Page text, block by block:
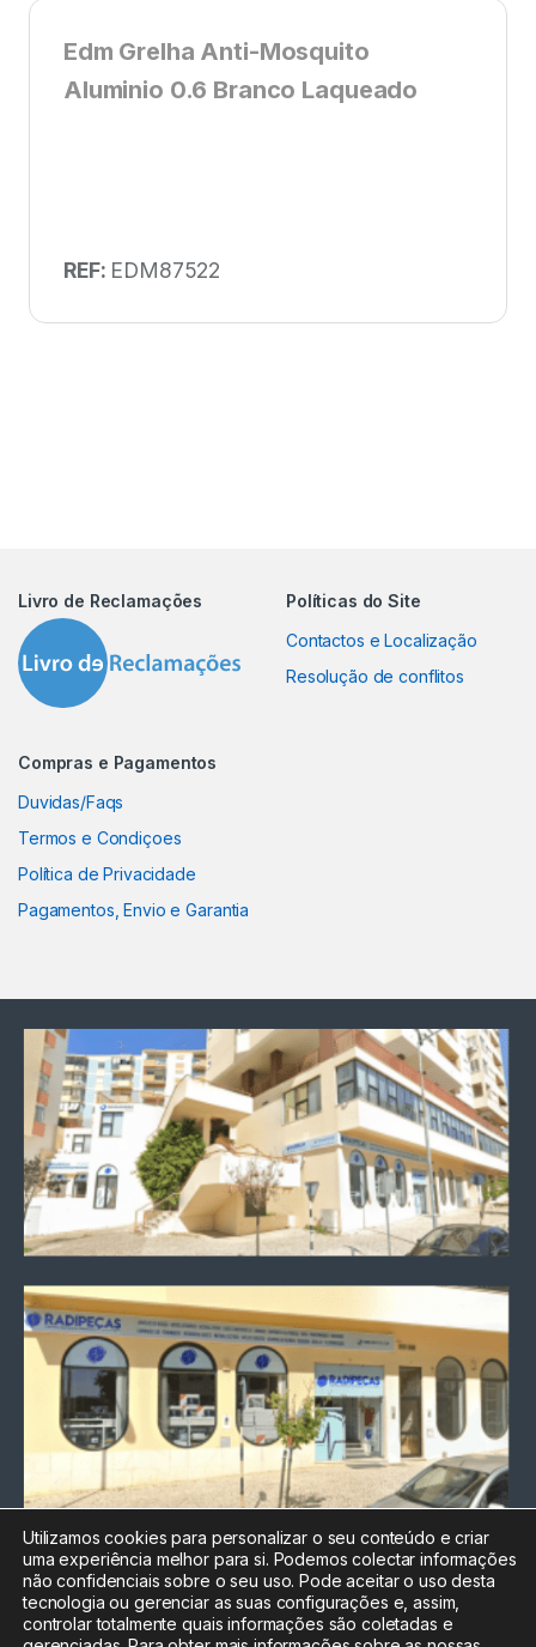
Edm Grelha Anti-Mosquito
Aluminio 0.6 Branco Laqueado
REF: EDM87522
Livro de Reclamações
Políticas do Site
Contactos e Localização
Resolução de conflitos
Compras e Pagamentos
Duvidas/Faqs
Termos e Condiçoes
Política de Privacidade
Pagamentos, Envio e Garantia
Chamada para a rede fixa
nacional
Electrónica:212
Utilizamos cookies para personalizar o seu conteúdo e criar
uma experiência melhor para si. Podemos colectar informações
não confidenciais sobre o seu uso. Pode aceitar o uso desta
tecnologia ou gerenciar as suas configurações e, assim,
controlar totalmente quais informações são coletadas e